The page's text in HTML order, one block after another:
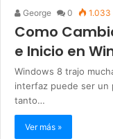
George 0 1.033
Como
e Inicio en
Windows 8 trajo
interfaz puede ser un
tanto…
Ver más »